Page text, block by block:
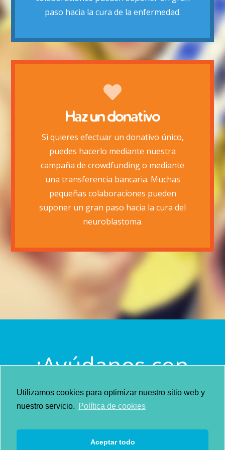
Utilizamos cookies para optimizar nuestro sitio web y
nuestro servicio. Política de cookies
Aceptar todo
paso hacia la cura de la enfermedad.
Haz un donativo
Si quieres efectuar un donativo único,
puedes hacerlo mediante nuestra
campaña de crowdfunding o mediante
una transferencia bancaria. Muchas
pequeñas colaboraciones pueden
suponer un gran paso hacia la cura del
neuroblastoma.
Colabora
Quiero hacer un donativo
¡Ayúdanos con
tu colaboración
a investigar!